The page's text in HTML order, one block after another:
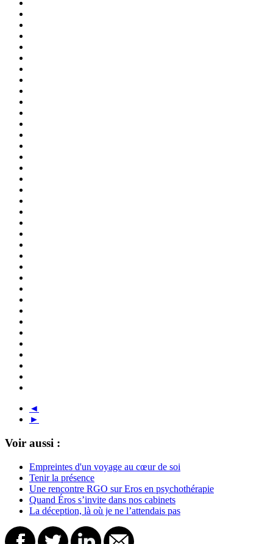
◄
►
Voir aussi :
Empreintes d'un voyage au cœur de soi
Tenir la présence
Une rencontre RGO sur Eros en psychothérapie
Quand Éros s’invite dans nos cabinets
La déception, là où je ne l’attendais pas